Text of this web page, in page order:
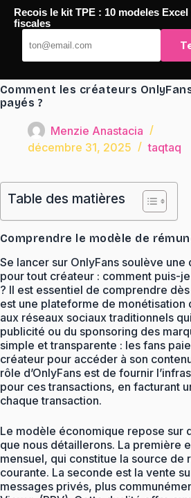
Passer
contenu
TaqTaq
Comment les créateurs
payés ?
Menzie Anastacia
décembre 31, 2025
taqtaq
Table des matières
Comprendre le modèle de
Se lancer sur OnlyFans soulève
pour tout créateur : comment puis-
? Il est essentiel de comprendre dès
est une plateforme de
aux réseaux sociaux traditionnels
publicité ou du sponsoring des
simple et transparente : les fans
créateur pour accéder à son
rôle d’OnlyFans est de fournir
pour ces transactions, en facturant
chaque transaction.
Le modèle économique repose sur
que nous détaillerons. La première
mensuel, qui constitue la source de
courante. La seconde est la vente
messages privés, plus
Recois le kit TPE : 10 modeles
fiscales